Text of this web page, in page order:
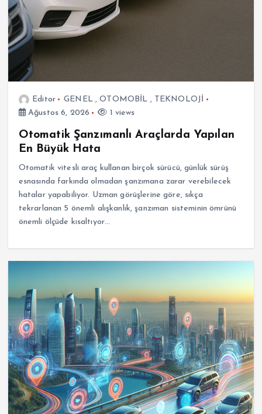
Editor GENEL,OTOMOBİL , TEKNOLOJİ
Ağustos 6, 2026
1 views
Otomatik Şanzımanlı Araçlarda Yapılan
En Büyük Hata
Otomatik vitesli araç kullanan birçok sürücü, günlük sürüş
esnasında farkında olmadan şanzımana zarar verebilecek
hatalar yapabiliyor. Uzman görüşlerine göre, sıkça
tekrarlanan 5 önemli alışkanlık, şanzıman sisteminin ömrünü
önemli ölçüde kısaltıyor…